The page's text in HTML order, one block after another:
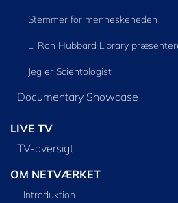
Stemmer for menneskeheden
L. Ron Hubbard Library
Jeg er Scientologist
Documentary Showcase
LIVE TV
TV-oversigt
OM NETVÆRKET
Introduktion